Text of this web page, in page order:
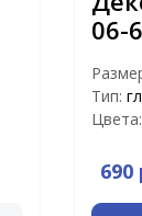
06-
Тип:
Цвета: